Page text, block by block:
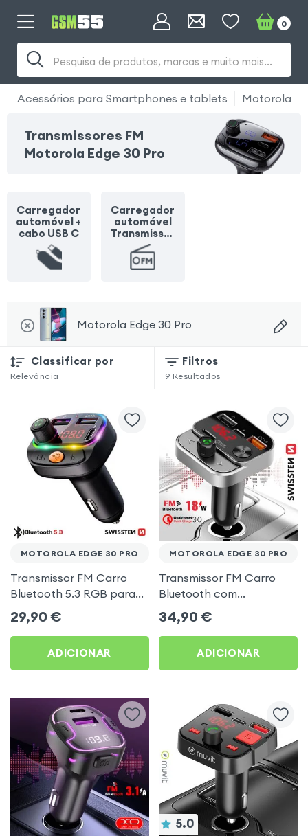
Pesquisa de produtos, marcas e muito mais...
0
Acessórios para Smartphones e tablets Motorola
Transmissores FM
Motorola Edge 30 Pro
Carregador
automóvel +
cabo USB C
Carregador
automóvel
Transmissor
FM
Motorola Edge 30 Pro
Classificar por
Relevância
Filtros
9 Resultados
MOTOROLA EDGE 30 PRO
Transmissor FM Carro
Bluetooth 5.3 RGB para
Motorola Edge 30 Pro
29,90 €
ADICIONAR
MOTOROLA EDGE 30 PRO
Transmissor FM Carro
Bluetooth com
carregamento duplo de
música USB Preto
34,90 €
ADICIONAR
5.0